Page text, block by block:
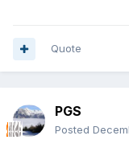
Quote
PGS
Posted